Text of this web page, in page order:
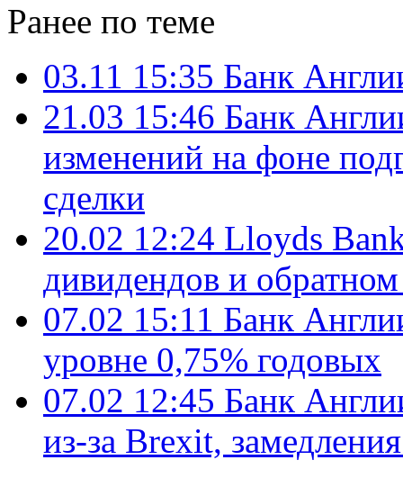
Ранее по теме
03.11 15:35 Банк
21.03 15:46 Банк
изменений на фоне
сделки
20.02 12:24 Lloyds
дивидендов и
07.02 15:11 Банк
уровне 0,75% годовых
07.02 12:45 Банк
из-за Brexit,